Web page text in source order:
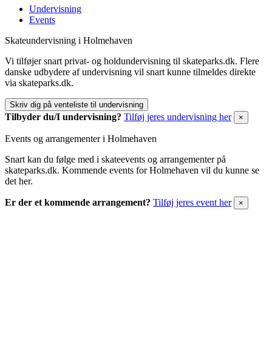
Undervisning
Events
Skateundervisning i Holmehaven
Vi tilføjer snart privat- og holdundervisning til skateparks.dk. Flere
danske udbydere af undervisning vil snart kunne tilmeldes direkte
via skateparks.dk.
Skriv dig på venteliste til undervisning
Tilbyder du/I undervisning? Tilføj jeres undervisning her ×
Events og arrangementer i Holmehaven
Snart kan du følge med i skateevents og arrangementer på
skateparks.dk. Kommende events for Holmehaven vil du kunne se
det her.
Er der et kommende arrangement? Tilføj jeres event her ×